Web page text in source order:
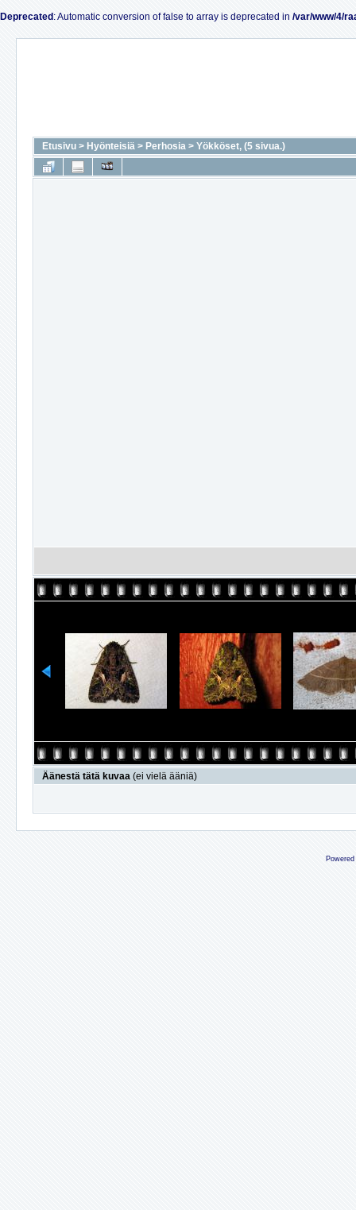
Deprecated : Automatic conversion of false to array is deprecated in /var/www/4/
Etusivu > Hyönteisiä > Perhosia > Yökköset, (5 sivua.)
Äänestä tätä kuvaa (ei vielä ääniä)